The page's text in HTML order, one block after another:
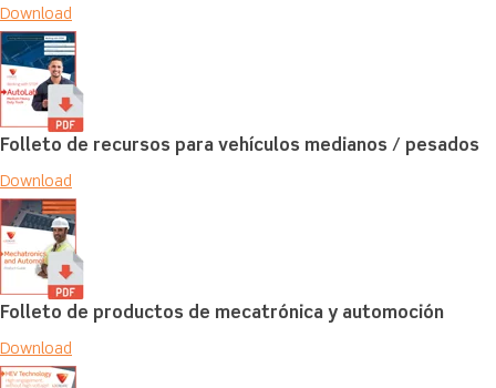
Download
Folleto de recursos para vehículos medianos / pesados
Download
Folleto de productos de mecatrónica y automoción
Download